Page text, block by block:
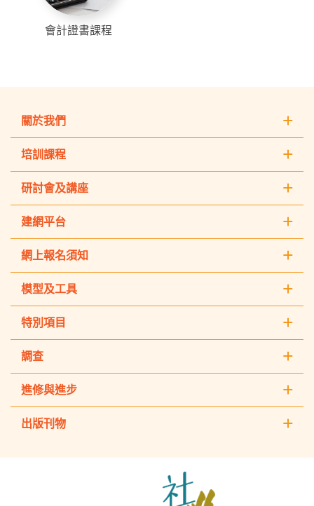
會計證書課程
關於我們
培訓課程
研討會及講座
建網平台
網上報名須知
模型及工具
特別項目
調查
進修與進步
出版刊物